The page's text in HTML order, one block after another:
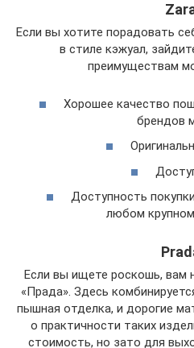
Если вы хотите порадовать
в стиле кэжуал,
преимуществам
Хорошее качество
брендов
Доступность
любом
Если вы ищете роскошь, вам
«Прада». Здесь
пышная отделка, и дорогие
о практичности таких
стоимость, но зато для